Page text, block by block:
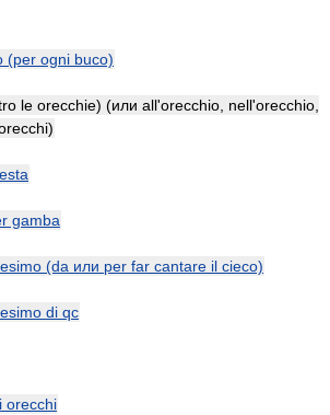
(per ogni buco)
le orecchie) (или all'orecchio, nell'orecchio,
gamba
(da или per far cantare il cieco)
di qc
orecchi